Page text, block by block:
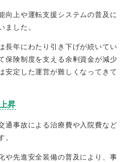
向上や運転支援システムの普及に
ました。
長年にわたり引き下げが続いてい
保険制度を支える余剰資金が減少
安定した運営が難しくなってきて
昇
通事故による治療費や入院費など
。
や先進安全装備の普及により、事